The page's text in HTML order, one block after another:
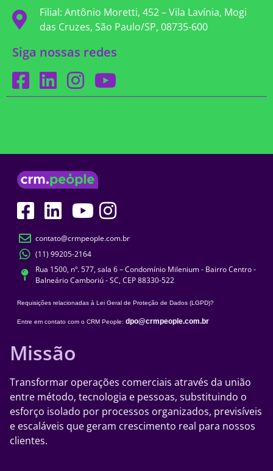
Filial: Antônio Moretti, 452 – Vila Lavínia, Mogi
das Cruzes, São Paulo/SP, 08735-600
Siga nossas redes
contato@crmpeople.com.br
(11) 99205-2164
Rua 1500, nº. 577, sala 6 – Condomínio Milenium - Bairro Centro -
Balneário Camboriú - SC, CEP 88330-522
Requisições relacionadas à Lei Geral de Proteção de Dados (LGPD)?
Entre em contato com o CRM People: dpo@crmpeople.com.br
Missão
Transformar operações comerciais através da união
entre método, tecnologia e pessoas, substituindo o
esforço isolado por processos organizados, previsíveis
e escaláveis que geram crescimento real para nossos
clientes.